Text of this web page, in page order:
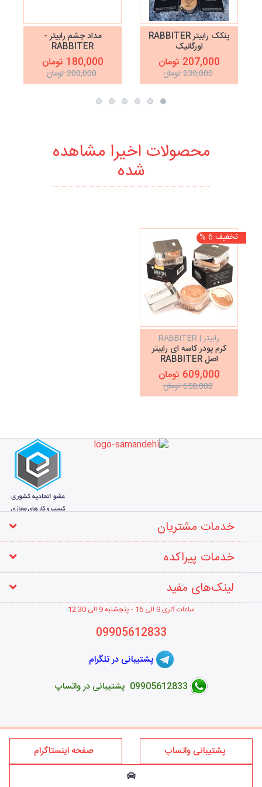
پنکک رابیتر RABBITER
اورگانیک
207,000 تومان
230,000 تومان
مداد چشم رابیتر -
RABBITER
180,000 تومان
200,000 تومان
محصولات اخیرا مشاهده
شده
تخفیف 6 %
رابیتر | RABBITER
کرم پودر کاسه ای رابیتر
اصل RABBITER
609,000 تومان
650,000 تومان
خدمات مشتریان
خدمات پیراکده
لینک‌های مفید
ساعات کاری 9 الی 16 - پنجشنبه 9 الی 12 :30
09905612833
پشتیبانی در تلگرام
09905612833 پشتیبانی در واتساپ
طراحی فروشگاه اینترنتی
کلیه حقوق این سایت متعلق به برند پیراکده می‌باشد؛ استفاده از مطالب
فروشگاه اینترنتی پیراکده فقط برای مقاصد غیر تجاری و با ذکر منبع و درج
پشتیبانی واتساپ صفحه اینستاگرام